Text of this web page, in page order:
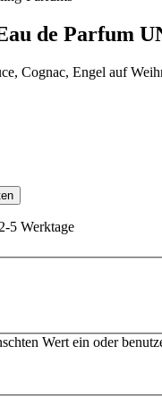
de Parfum
Cognac, Engel auf
5 Werktage
Wert ein oder